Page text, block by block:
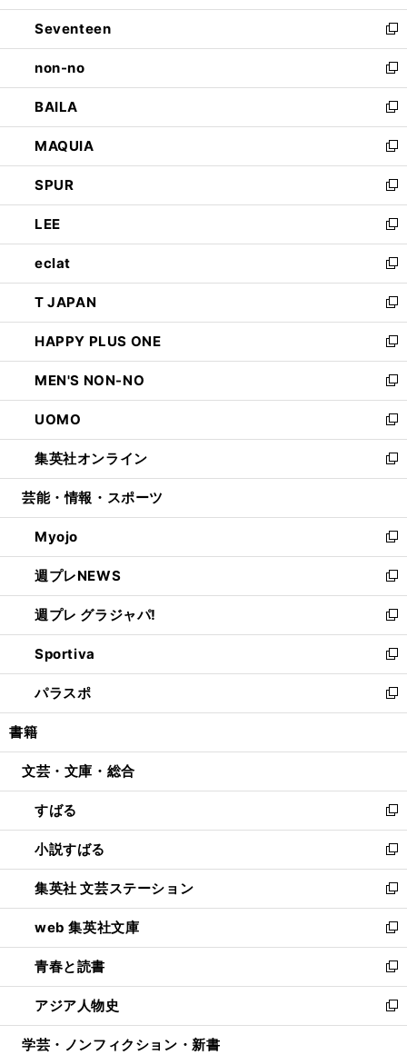
開
く
ウ
で
開
く
ン
ド
ウ
で
開
く
Seventeen
新
し
い
ウ
ィ
ン
ド
ウ
で
開
く
non-no
新
し
い
ウ
ィ
ン
ド
ウ
で
開
く
BAILA
新
し
い
ウ
ィ
ン
ド
ウ
で
開
く
MAQUIA
新
し
い
ウ
ィ
ン
ド
ウ
で
開
く
SPUR
新
し
い
ウ
ィ
ン
ド
ウ
で
開
く
LEE
新
し
い
ウ
ィ
ン
ド
ウ
で
開
く
eclat
新
し
い
ウ
ィ
ン
ド
ウ
で
開
く
T JAPAN
新
し
い
ウ
ィ
ン
ド
ウ
で
開
HAPPY PLUS ONE
新
し
い
ウ
ィ
ン
ド
ウ
開
く
MEN'S NON-NO
新
し
い
ウ
ィ
ン
ウ
で
開
く
UOMO
新
し
い
ウ
ン
ド
ウ
で
開
く
集英社オンライン
新
し
ウ
ィ
ン
ド
ウ
で
開
く
芸能・情報・スポーツ
Myojo
新
し
い
ウ
ィ
ン
ド
ウ
で
開
週プレNEWS
新
し
い
ウ
ィ
ン
ド
ウ
開
週プレ グラジャパ!
新
し
い
ウ
ィ
ン
ウ
開
く
Sportiva
新
し
い
ウ
ン
ウ
で
開
く
パラスポ
新
し
ウ
ン
ド
ウ
で
開
く
書籍
文芸・文庫・総合
すばる
新
し
い
ウ
ィ
ン
ド
ウ
で
開
く
小説すばる
新
し
い
ウ
ィ
ン
ド
ウ
で
開
集英社 文芸ステーション
新
し
い
ウ
ィ
ン
ド
ウ
web 集英社文庫
新
し
い
ウ
ィ
ン
青春と読書
新
し
い
ウ
アジア人物史
新
し
学芸・ノンフィクション・新書